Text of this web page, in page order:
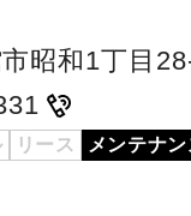
昭和1丁目
リース メンテナン